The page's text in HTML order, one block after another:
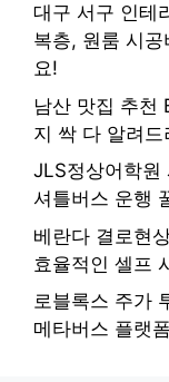
대구 서구 인테
복층, 원룸 시
요!
남산 맛집 추천
지 싹 다 알려드
JLS정상어학원
셔틀버스 운행
베란다 결로현
효율적인 셀프
로블록스 주가
메타버스 플랫